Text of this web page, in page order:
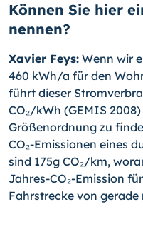
Können Sie hier
nennen?
Xavier Feys: Wenn wir
460 kWh/a für den
führt dieser
CO₂/kWh (GEMIS
Größenordnung zu
CO₂-Emissionen eines
sind 175g CO₂/km,
Jahres-CO₂-Emission
Fahrstrecke von gerade